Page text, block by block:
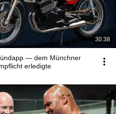
30:38
— dem Münchner
erledigte